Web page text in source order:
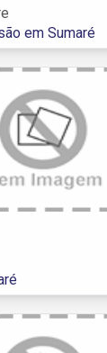
em Sumaré